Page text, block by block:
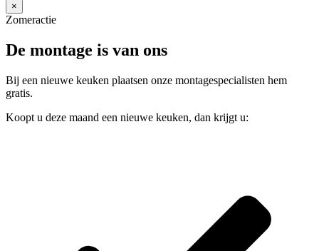
×
Zomeractie
De montage is van ons
Bij een nieuwe keuken plaatsen onze montagespecialisten hem
gratis.
Koopt u deze maand een nieuwe keuken, dan krijgt u: